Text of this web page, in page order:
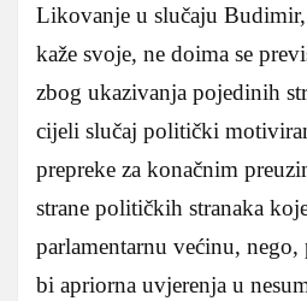
Likovanje u slučaju
kaže svoje, ne doima se
zbog ukazivanja pojedinih
cijeli slučaj politički
prepreke za konačnim
strane političkih stranaka
parlamentarnu većinu, nego,
bi apriorna uvjerenja u